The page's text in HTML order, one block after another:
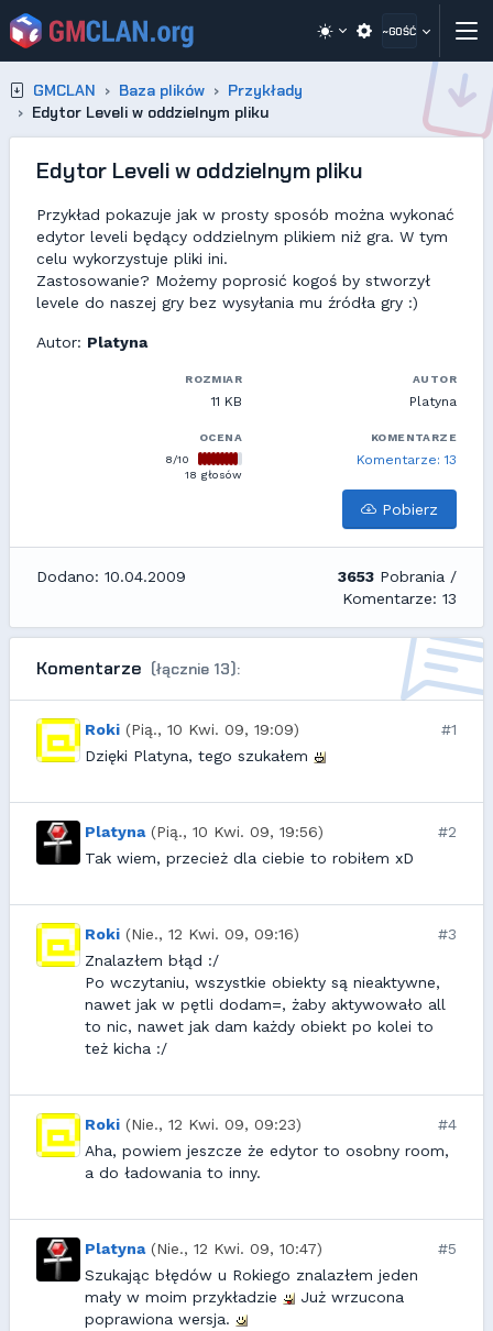
~GOŚĆ
GMCLAN Baza plików
Przykłady
Edytor Leveli w oddzielnym pliku
Edytor Leveli w oddzielnym pliku
Przykład pokazuje jak w prosty sposób można wykonać
edytor leveli będący oddzielnym plikiem niż gra. W tym
celu wykorzystuje pliki ini.
Zastosowanie? Możemy poprosić kogoś by stworzył
levele do naszej gry bez wysyłania mu źródła gry :)
Autor: Platyna
ROZMIAR
11 KB
AUTOR
Platyna
OCENA
8/10
18 głosów
KOMENTARZE
Komentarze: 13
Pobierz
Dodano: 10.04.2009 3653 Pobrania /
Komentarze: 13
Komentarze (łącznie 13):
Roki (Pią., 10 Kwi. 09, 19:09)
#1
Dzięki Platyna, tego szukałem
Platyna (Pią., 10 Kwi. 09, 19:56)
#2
Tak wiem, przecież dla ciebie to robiłem xD
Roki (Nie., 12 Kwi. 09, 09:16)
#3
Znalazłem błąd :/
Po wczytaniu, wszystkie obiekty są nieaktywne,
nawet jak w pętli dodam=, żaby aktywowało all
to nic, nawet jak dam każdy obiekt po kolei to
też kicha :/
Roki (Nie., 12 Kwi. 09, 09:23)
#4
Aha, powiem jeszcze że edytor to osobny room,
a do ładowania to inny.
Platyna (Nie., 12 Kwi. 09, 10:47)
#5
Szukając błędów u Rokiego znalazłem jeden
mały w moim przykładzie
Już wrzucona
poprawiona wersja.